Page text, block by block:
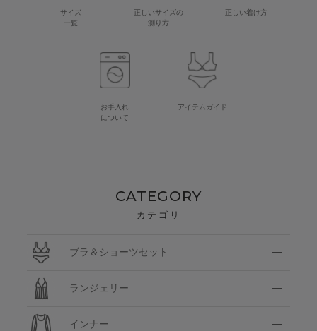
サイズ
一覧
正しいサイズの
測り方
正しい着け方
お手入れ
について
アイテムガイド
CATEGORY
カテゴリ
ブラ＆ショーツセット
ランジェリー
インナー